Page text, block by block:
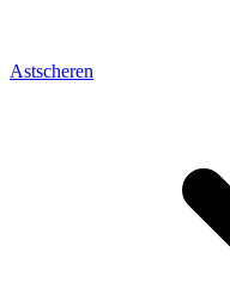
Astscheren